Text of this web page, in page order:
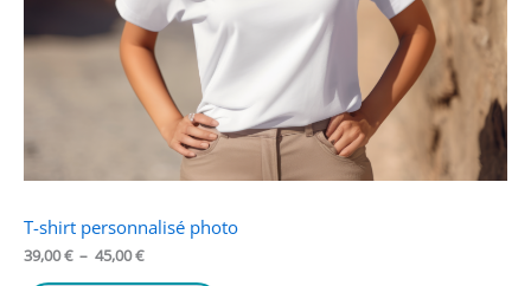
T-shirt personnalisé photo
39,00€ – 45,00€Plage